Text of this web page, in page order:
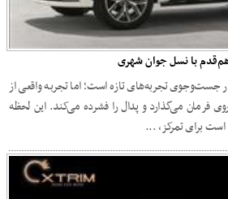
جست‌وجوی تجربه‌های تازه است؛ اما تجربه واقعی از
فرمان می‌گذارد و پدال را فشرده می‌کند. این لحظه
برای تمرکز، ...